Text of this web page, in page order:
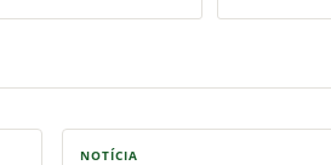
NOTÍCIA